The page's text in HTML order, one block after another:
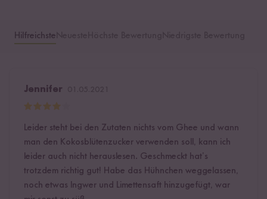
Hilfreichste
Jennifer
Leider steht bei den Zutaten nichts vom Ghee und wann
man den Kokosblütenzucker verwenden soll, kann ich
leider auch nicht herauslesen. Geschmeckt hat’s
trotzdem richtig gut! Habe das Hühnchen weggelassen,
noch etwas Ingwer und Limettensaft hinzugefügt, war